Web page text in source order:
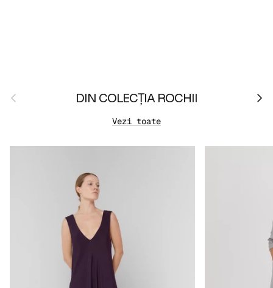
Anterior DIN COLECȚIA ROCHII
Vezi toate